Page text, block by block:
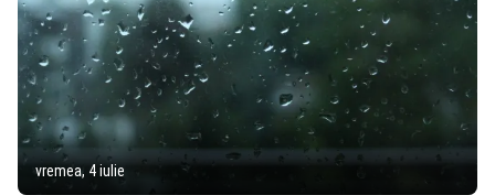
vremea, 4 iulie